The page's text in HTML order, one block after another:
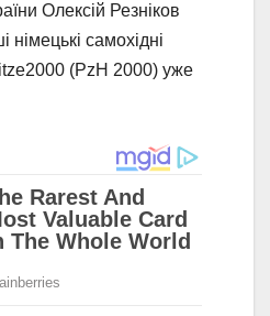
Олексій Резніков
самохідні
(PzH 2000) уже